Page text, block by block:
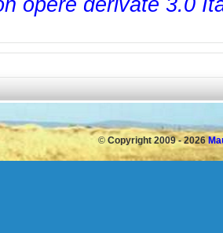
opere derivate 3.0
© Copyright 2009 - 2026